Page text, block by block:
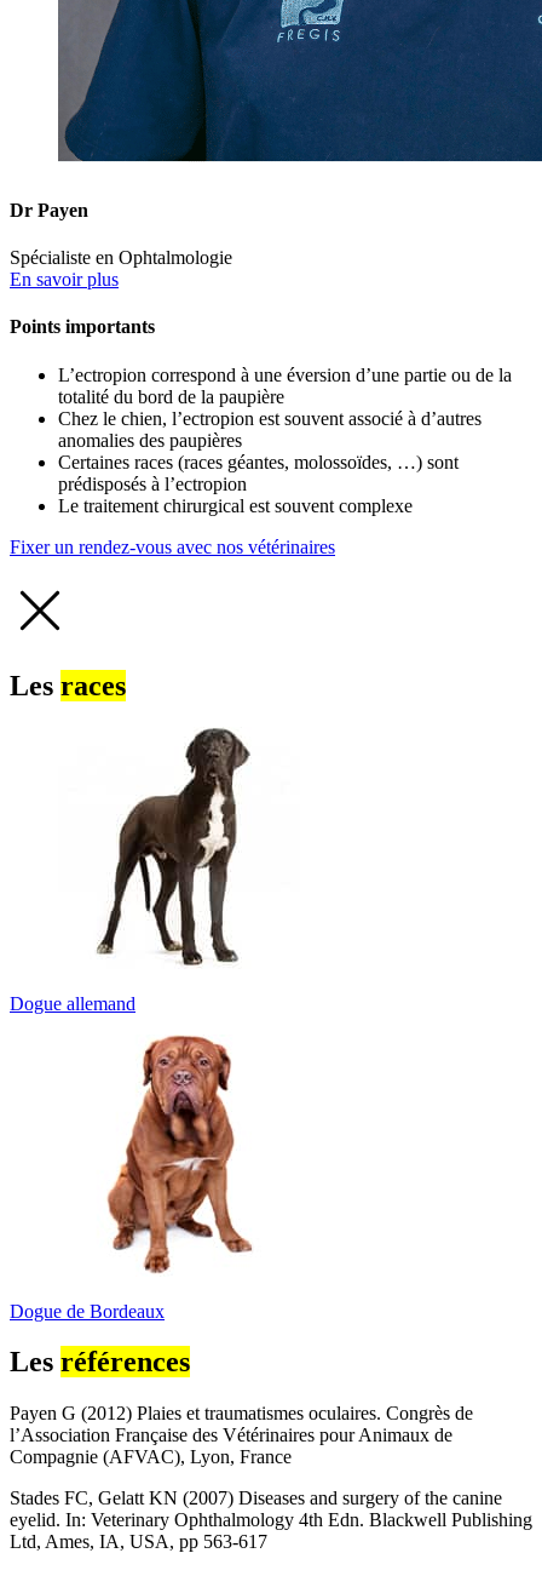
Dr Payen
Spécialiste en Ophtalmologie
En savoir plus
Points importants
L’ectropion correspond à une éversion d’une partie ou de la
totalité du bord de la paupière
Chez le chien, l’ectropion est souvent associé à d’autres
anomalies des paupières
Certaines races (races géantes, molossoïdes, …) sont
prédisposés à l’ectropion
Le traitement chirurgical est souvent complexe
Fixer un rendez-vous avec nos vétérinaires
Les races
Dogue allemand
Dogue de Bordeaux
Les références
Payen G (2012) Plaies et traumatismes oculaires. Congrès de
l’Association Française des Vétérinaires pour Animaux de
Compagnie (AFVAC), Lyon, France
Stades FC, Gelatt KN (2007) Diseases and surgery of the canine
eyelid. In: Veterinary Ophthalmology 4th Edn. Blackwell Publishing
Ltd, Ames, IA, USA, pp 563-617